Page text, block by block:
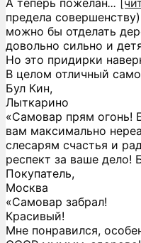
предела
можно бы отделать
довольно сильно и
Но это придирки
В целом отличный
Бул Кин,
Лыткарино
«Самовар прям огонь!
вам максимально
слесарям счастья и
респект за ваше дело!
Покупатель,
Москва
«Самовар забрал!
Красивый!
Мне понравился,